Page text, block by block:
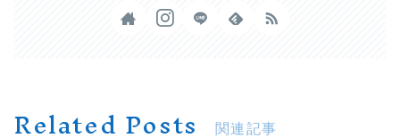
Related Posts 関連記事